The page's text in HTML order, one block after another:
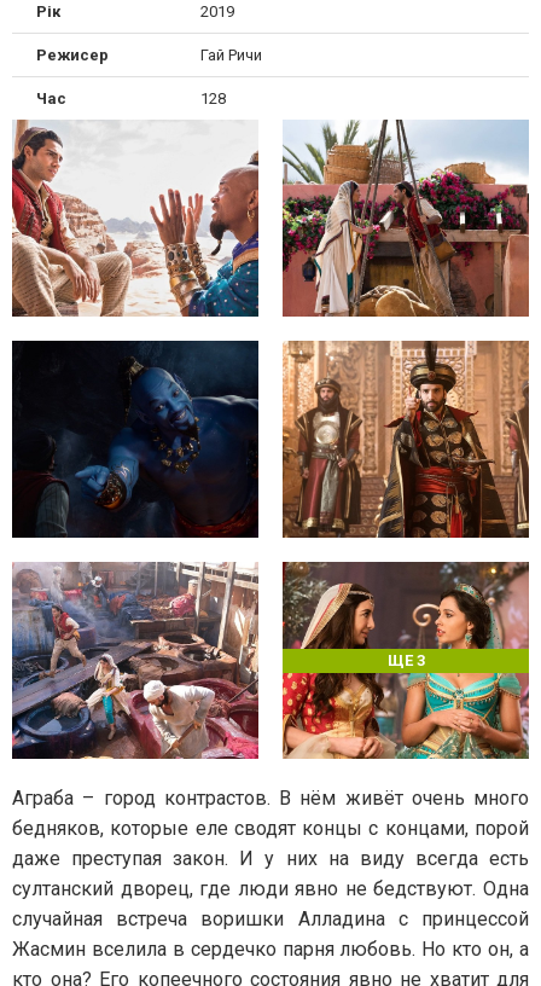
Рік 2019
Режисер Гай Ричи
Час 128
ЩЕ 3
Аграба – город контрастов. В нём живёт очень много
бедняков, которые еле сводят концы с концами, порой
даже преступая закон. И у них на виду всегда есть
султанский дворец, где люди явно не бедствуют. Одна
случайная встреча воришки Алладина с принцессой
Жасмин вселила в сердечко парня любовь. Но кто он, а
кто она? Его копеечного состояния явно не хватит для